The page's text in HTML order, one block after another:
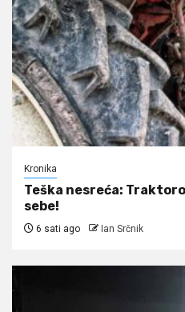
Kronika
Teška nesreća:
sebe!
6 sati ago Ian Srčnik